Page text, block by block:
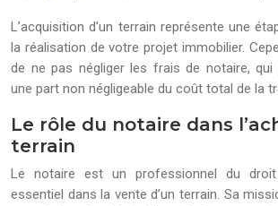
L’acquisition d’un terrain représente une
la réalisation de votre projet immobilier.
de ne pas négliger les frais de notaire, qui
une part non négligeable du coût total de la
Le rôle du notaire dans
terrain
Le notaire est un professionnel du
essentiel dans la vente d’un terrain. Sa